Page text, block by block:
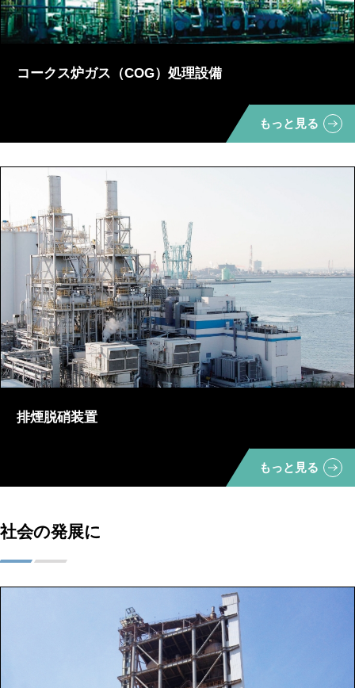
コークス炉ガス（COG）処理設備
もっと見る
排煙脱硝装置
もっと見る
社会の発展に